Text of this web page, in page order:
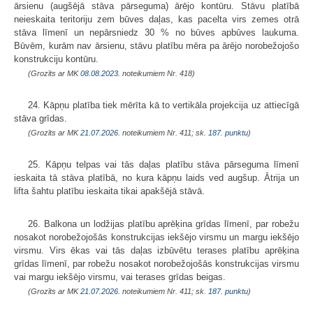
ārsienu (augšējā stāva pārseguma) ārējo kontūru. Stāvu platībā
neieskaita teritoriju zem būves daļas, kas pacelta virs zemes otrā
stāva līmenī un nepārsniedz 30 % no būves apbūves laukuma.
Būvēm, kurām nav ārsienu, stāvu platību mēra pa ārējo norobežojošo
konstrukciju kontūru.
(Grozīts ar MK08.08.2023. noteikumiem Nr. 418)
24. Kāpņu platība tiek mērīta kā to vertikāla projekcija uz attiecīgā
stāva grīdas.
(Grozīts ar MK21.07.2026. noteikumiem Nr. 411; sk. 187. punktu)
25. Kāpņu telpas vai tās daļas platību stāva pārseguma līmenī
ieskaita tā stāva platībā, no kura kāpņu laids ved augšup. Ātrija un
lifta šahtu platību ieskaita tikai apakšējā stāvā.
26. Balkona un lodžijas platību aprēķina grīdas līmenī, par robežu
nosakot norobežojošās konstrukcijas iekšējo virsmu un margu iekšējo
virsmu. Virs ēkas vai tās daļas izbūvētu terases platību aprēķina
grīdas līmenī, par robežu nosakot norobežojošās konstrukcijas virsmu
vai margu iekšējo virsmu, vai terases grīdas beigas.
(Grozīts ar MK21.07.2026. noteikumiem Nr. 411; sk. 187. punktu)